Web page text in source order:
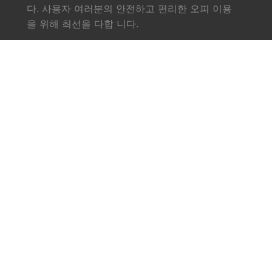
다. 사용자 여러분의 안전하고 편리한 오피 이용
을 위해 최선을 다합 니다.